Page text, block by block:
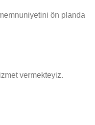
ön planda
vermekteyiz.